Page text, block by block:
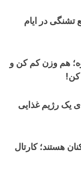
تشنگی در ایام
میوه؛ هم وزن کم کن و
کن!
یک رژیم غذایی
هستند؛ کارتال